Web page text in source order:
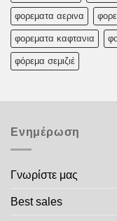
φορεματα αερινα
φορεματα καφτανια
φόρεμα σεμιζιέ
Ενημέρωση
Γνωρίστε μας
Best sales